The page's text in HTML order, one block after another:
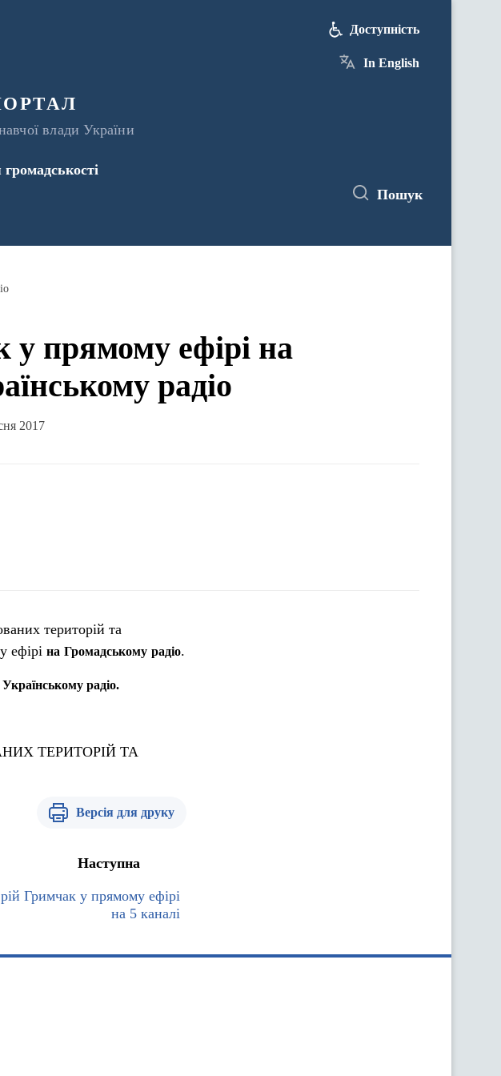
влади України
Доступність
In English
Пошук
прямому ефірі на
радіо
2017
територій та
ефірі на Громадському радіо.
радіо.
ТЕРИТОРІЙ ТА
Версія для друку
Наступна
Гримчак у прямому ефірі
на 5 каналі